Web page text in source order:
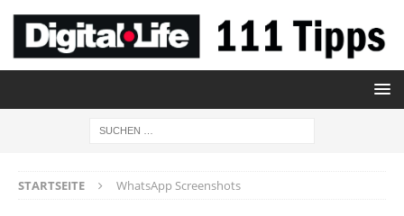
STARTSEITE WhatsApp Screenshots